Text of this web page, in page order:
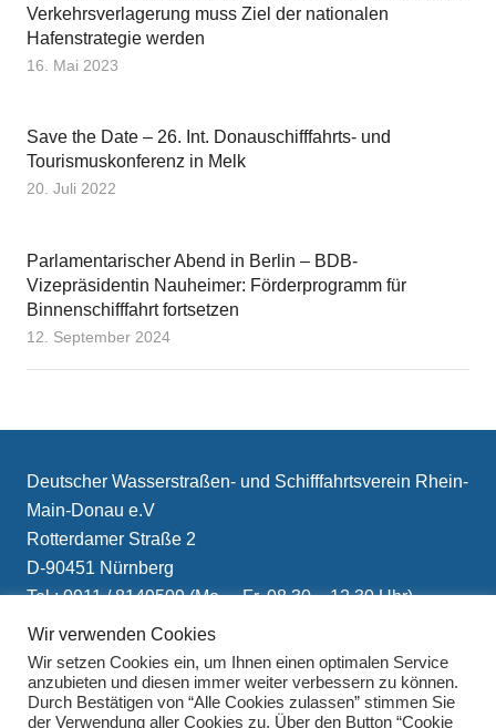
Verkehrsverlagerung muss Ziel der nationalen
Hafenstrategie werden
16. Mai 2023
Save the Date – 26. Int. Donauschifffahrts- und
Tourismuskonferenz in Melk
20. Juli 2022
Parlamentarischer Abend in Berlin – BDB-
Vizepräsidentin Nauheimer: Förderprogramm für
Binnenschifffahrt fortsetzen
12. September 2024
Deutscher Wasserstraßen- und Schifffahrtsverein Rhein-
Main-Donau e.V
Rotterdamer Straße 2
D-90451 Nürnberg
Tel.: 0911 / 8149509 (Mo. – Fr. 08.30 – 12.30 Uhr)
E-Mail: info(at)schifffahrtsverein.de
Wir verwenden Cookies
Wir setzen Cookies ein, um Ihnen einen optimalen Service
anzubieten und diesen immer weiter verbessern zu können.
Durch Bestätigen von “Alle Cookies zulassen” stimmen Sie
der Verwendung aller Cookies zu. Über den Button “Cookie